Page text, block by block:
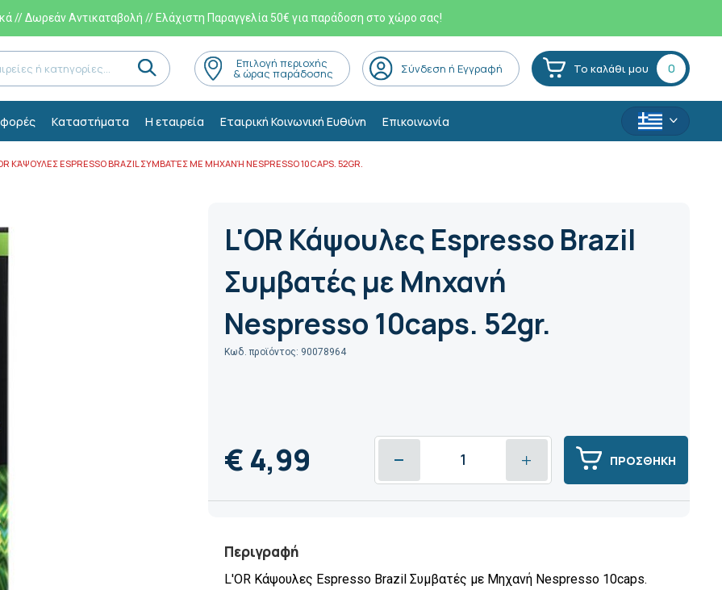
// Δωρεάν Αντικαταβολή // Ελάχιστη Παραγγελία 50€ για παράδοση στο χώρο σας!
Eπιλογή περιοχής
& ώρας παράδοσης Σύνδεση ή Εγγραφή Το καλάθι μου 0
Kαταστήματα Η εταιρεία Εταιρική Κοινωνική Ευθύνη Επικοινωνία
ΚΆΨΟΥΛΕΣ ESPRESSO BRAZIL ΣΥΜΒΑΤΈΣ ΜΕ ΜΗΧΑΝΉ NESPRESSO 10CAPS. 52GR.
L'OR Κάψουλες Espresso Brazil
Συμβατές με Μηχανή
Nespresso 10caps. 52gr.
Κωδ. προϊόντος: 90078964
€ 4,99 ΠΡΟΣΘΗΚΗ
Περιγραφή
L'OR Κάψουλες Espresso Brazil Συμβατές με Μηχανή Nespresso 10caps.